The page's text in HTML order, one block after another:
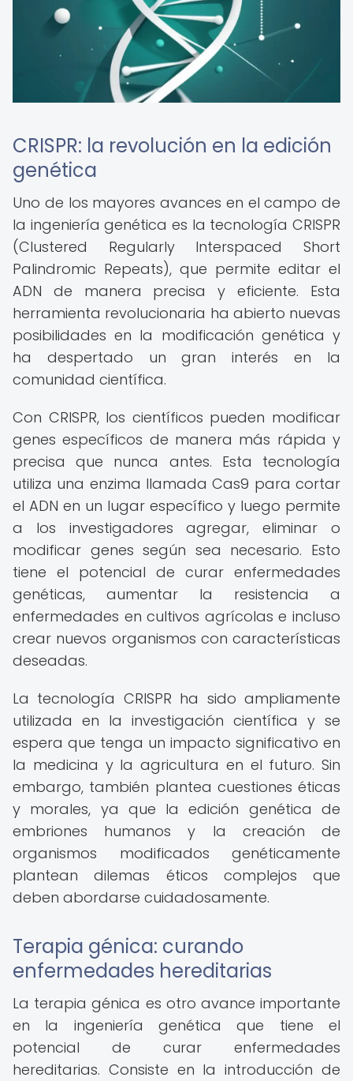
CRISPR: la revolución en la edición
genética
Uno de los mayores avances en el campo de
la ingeniería genética es la tecnología CRISPR
(Clustered Regularly Interspaced Short
Palindromic Repeats), que permite editar el
ADN de manera precisa y eficiente. Esta
herramienta revolucionaria ha abierto nuevas
posibilidades en la modificación genética y
ha despertado un gran interés en la
comunidad científica.
Con CRISPR, los científicos pueden modificar
genes específicos de manera más rápida y
precisa que nunca antes. Esta tecnología
utiliza una enzima llamada Cas9 para cortar
el ADN en un lugar específico y luego permite
a los investigadores agregar, eliminar o
modificar genes según sea necesario. Esto
tiene el potencial de curar enfermedades
genéticas, aumentar la resistencia a
enfermedades en cultivos agrícolas e incluso
crear nuevos organismos con características
deseadas.
La tecnología CRISPR ha sido ampliamente
utilizada en la investigación científica y se
espera que tenga un impacto significativo en
la medicina y la agricultura en el futuro. Sin
embargo, también plantea cuestiones éticas
y morales, ya que la edición genética de
embriones humanos y la creación de
organismos modificados genéticamente
plantean dilemas éticos complejos que
deben abordarse cuidadosamente.
Terapia génica: curando
enfermedades hereditarias
La terapia génica es otro avance importante
en la ingeniería genética que tiene el
potencial de curar enfermedades
hereditarias. Consiste en la introducción de